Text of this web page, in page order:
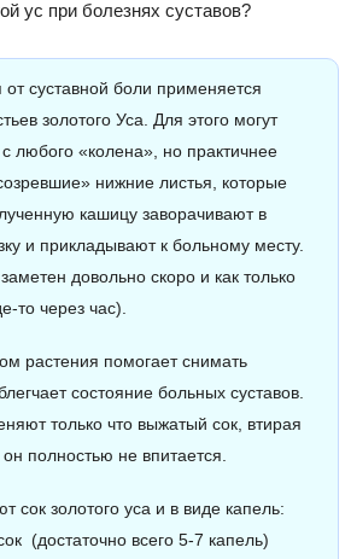
ус при болезнях суставов?
суставной боли применяется
золотого Уса. Для этого могут
любого «колена», но практичнее
нижние листья, которые
кашицу заворачивают в
и прикладывают к больному месту.
довольно скоро и как только
то через час).
растения помогает снимать
состояние больных суставов.
только что выжатый сок, втирая
полностью не впитается.
сок золотого уса и в виде капель:
(достаточно всего 5-7 капель)